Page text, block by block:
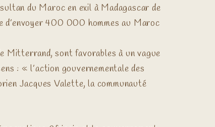
du Maroc en exil à Madagascar de
d’envoyer 400 000 hommes au Maroc
Mitterrand, sont favorables à un vague
: « l’action gouvernementale des
Jacques Valette, la communauté